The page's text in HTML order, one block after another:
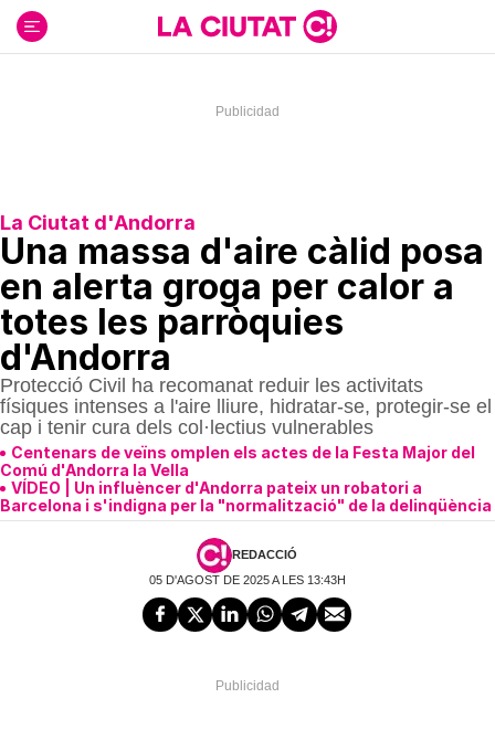
contenido
La Ciutat d'Andorra
Una massa d'aire càlid posa
en alerta groga per calor a
totes les parròquies
d'Andorra
Protecció Civil ha recomanat reduir les activitats
físiques intenses a l'aire lliure, hidratar-se, protegir-se el
cap i tenir cura dels col·lectius vulnerables
Centenars de veïns omplen els actes de la Festa Major del
Comú d'Andorra la Vella
VÍDEO | Un influèncer d'Andorra pateix un robatori a
Barcelona i s'indigna per la "normalització" de la delinqüència
REDACCIÓ
05 D'AGOST DE 2025 A LES 13:43H